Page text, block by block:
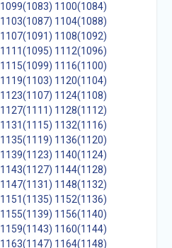
1099(1083) 1100(1084)
1103(1087) 1104(1088)
1107(1091) 1108(1092)
1111(1095) 1112(1096)
1115(1099) 1116(1100)
1119(1103) 1120(1104)
1123(1107) 1124(1108)
1127(1111) 1128(1112)
1131(1115) 1132(1116)
1135(1119) 1136(1120)
1139(1123) 1140(1124)
1143(1127) 1144(1128)
1147(1131) 1148(1132)
1151(1135) 1152(1136)
1155(1139) 1156(1140)
1159(1143) 1160(1144)
1163(1147) 1164(1148)